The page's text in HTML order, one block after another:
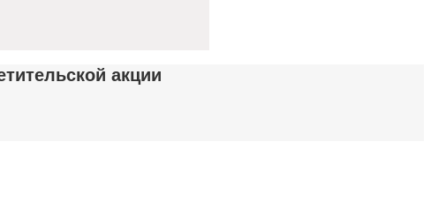
акции